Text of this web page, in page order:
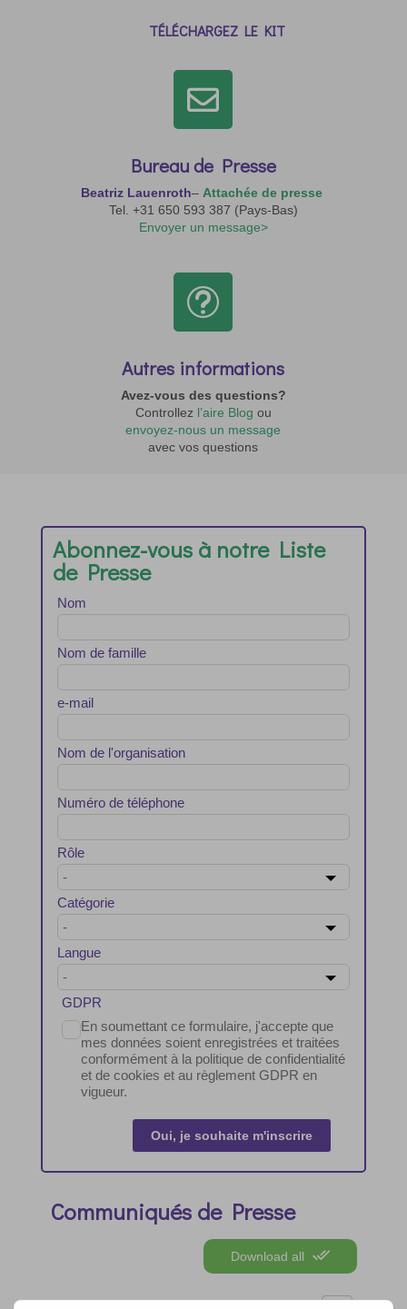
TÉLÉCHARGEZ LE KIT

Bureau de Presse
Beatriz Lauenroth– Attachée de presse
Tel. +31 650 593 387 (Pays-Bas)
Envoyer un message>
t
Autres informations
Avez-vous des questions?
Controllez l’aire Blog ou
envoyez-nous un message
avec vos questions
Abonnez-vous à notre Liste
de Presse
Leave
this
field
blank
Nom
Nom de famille
e-mail
Nom de l'organisation
Numéro de téléphone
Rôle
Catégorie
Langue
GDPR
En soumettant ce formulaire, j'accepte que
mes données soient enregistrées et traitées
conformément à la politique de confidentialité
et de cookies et au règlement GDPR en
vigueur.
Oui, je souhaite m'inscrire
Communiqués de Presse
Download all